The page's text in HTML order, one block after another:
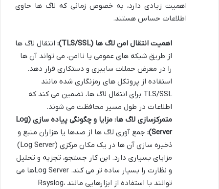
اهمیت زیادی دارد، به خصوص زمانی که لاگ ها حاوی
اطلاعات حساس هستند.
اهمیت انتقال امن لاگ ها (TLS/SSL):
انتقال لاگ ها
از طریق شبکه های عمومی یا ناامن، می تواند آن ها
را در معرض حملات سایبری و دستکاری قرار دهد.
استفاده از پروتکل های رمزنگاری شده مانند
TLS/SSL برای انتقال لاگ ها، تضمین می کند که
اطلاعات در طول مسیر محافظت می شوند.
متمرکزسازی لاگ ها: مزایا و چگونگی پیاده سازی (Log
Server):
جمع آوری لاگ ها از صدها یا هزاران منبع و
ذخیره سازی آن ها در یک مکان مرکزی (Log Server)
مزایای بسیاری دارد. این کار جستجو، تجزیه و تحلیل
و نظارت را بسیار ساده تر می کند. Log Serverها می
توانند با استفاده از ابزارهایی مانند Rsyslog،